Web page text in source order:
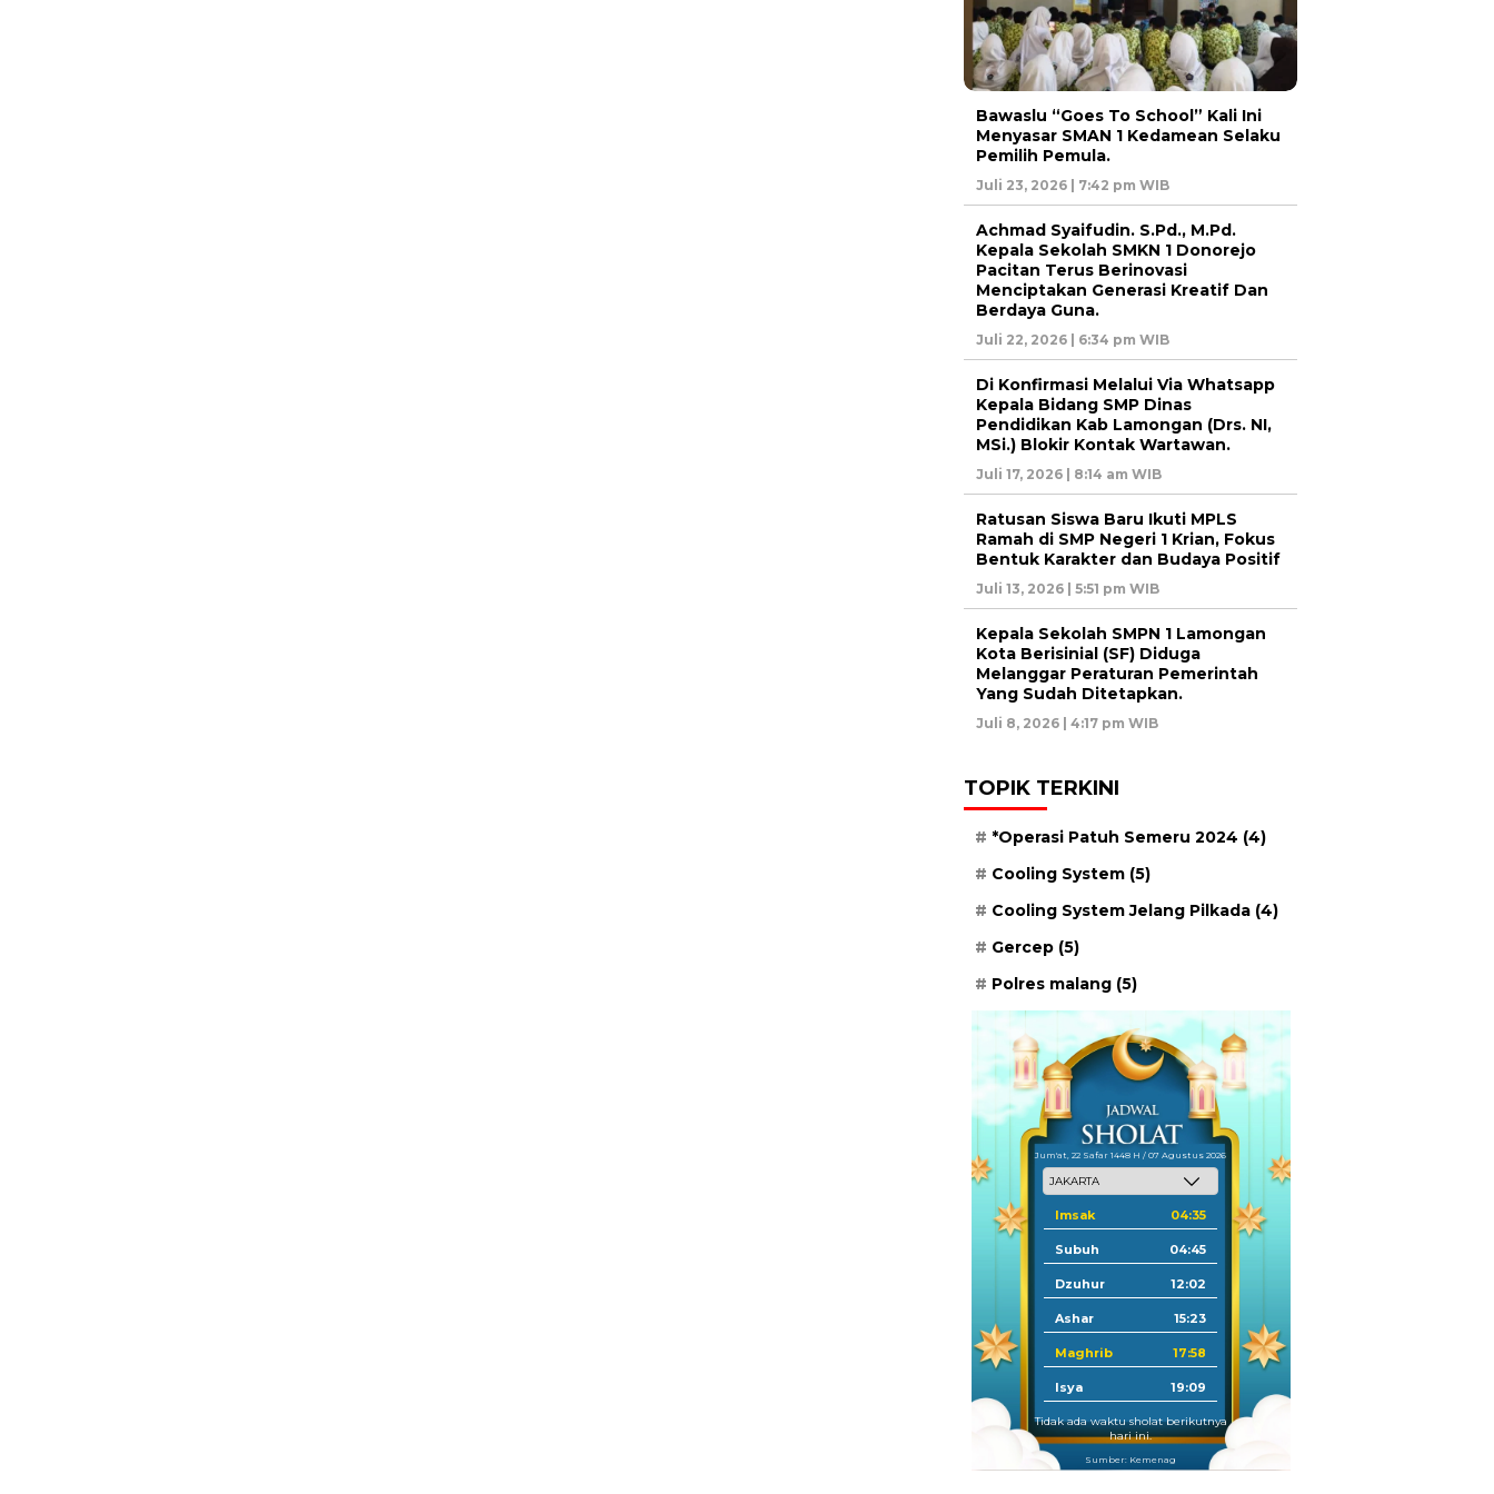
Bawaslu “Goes To School” Kali Ini
Menyasar SMAN 1 Kedamean Selaku
Pemilih Pemula.
Juli 23, 2026 | 7:42 pm WIB
Achmad Syaifudin. S.Pd., M.Pd.
Kepala Sekolah SMKN 1 Donorejo
Pacitan Terus Berinovasi
Menciptakan Generasi Kreatif Dan
Berdaya Guna.
Juli 22, 2026 | 6:34 pm WIB
Di Konfirmasi Melalui Via Whatsapp
Kepala Bidang SMP Dinas
Pendidikan Kab Lamongan (Drs. NI,
MSi.) Blokir Kontak Wartawan.
Juli 17, 2026 | 8:14 am WIB
Ratusan Siswa Baru Ikuti MPLS
Ramah di SMP Negeri 1 Krian, Fokus
Bentuk Karakter dan Budaya Positif
Juli 13, 2026 | 5:51 pm WIB
Kepala Sekolah SMPN 1 Lamongan
Kota Berisinial (SF) Diduga
Melanggar Peraturan Pemerintah
Yang Sudah Ditetapkan.
Juli 8, 2026 | 4:17 pm WIB
TOPIK TERKINI
*Operasi Patuh Semeru 2024 (4)
Cooling System (5)
Cooling System Jelang Pilkada (4)
Gercep (5)
Polres malang (5)
Jum'at, 22 Safar 1448 H / 07 Agustus 2026
Imsak 04:35
Subuh 04:45
Dzuhur 12:02
Ashar 15:23
Maghrib 17:58
Isya 19:09
Tidak ada waktu sholat berikutnya
hari ini.
Sumber: Kemenag